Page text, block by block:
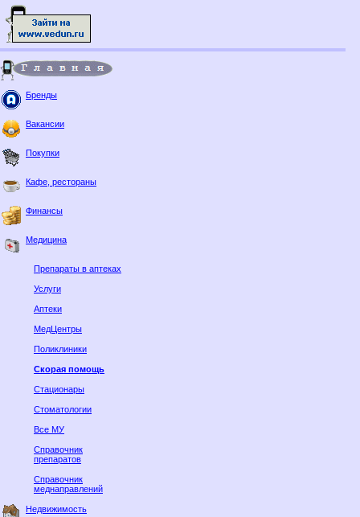
Бренды
Вакансии
Покупки
Кафе, рестораны
Финансы
Медицина
Препараты в аптеках
Услуги
Аптеки
МедЦентры
Поликлиники
Скорая помощь
Стационары
Стоматологии
Все МУ
Справочник
препаратов
Справочник
меднаправлений
Недвижимость